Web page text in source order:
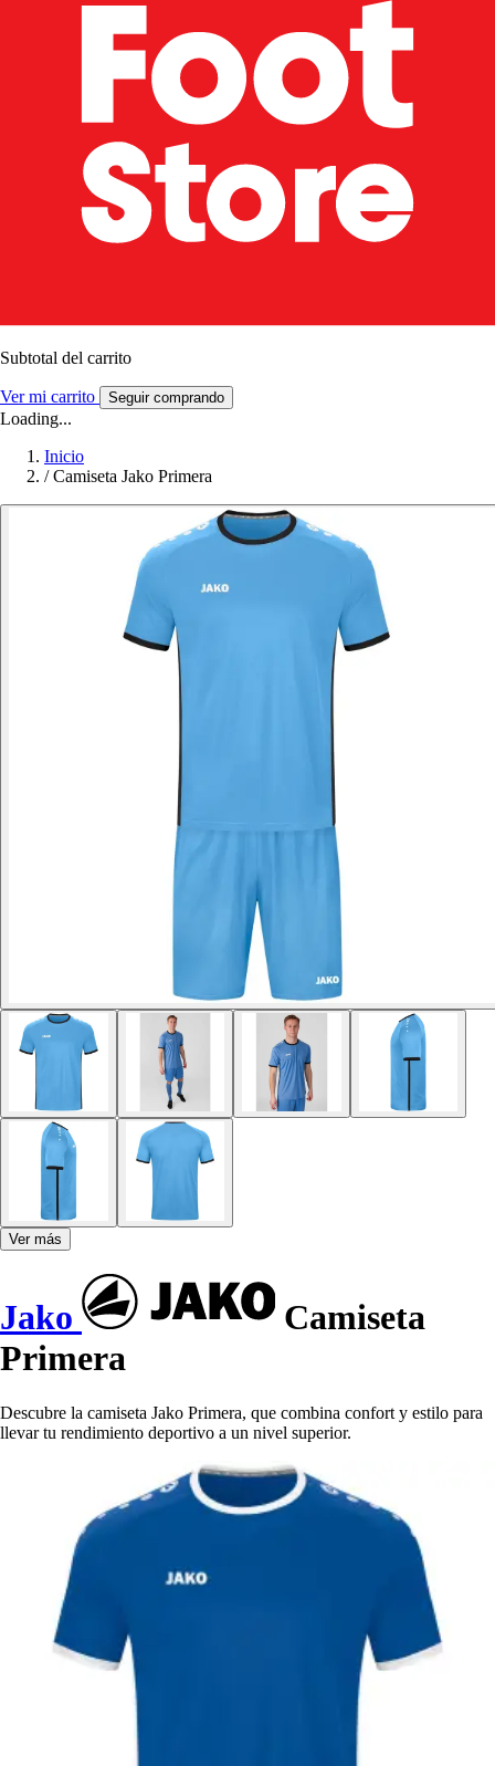
Subtotal del carrito
Ver mi carrito Seguir comprando
Loading...
Inicio
/ Camiseta Jako Primera
Ver más
Jako
Camiseta
Primera
Descubre la camiseta Jako Primera, que combina confort y estilo para
llevar tu rendimiento deportivo a un nivel superior.